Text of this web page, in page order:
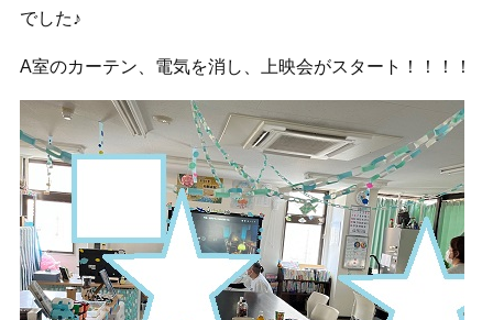
でした♪
A室のカーテン、電気を消し、上映会がスタート！！！！